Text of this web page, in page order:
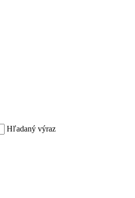
Hľadaný výraz